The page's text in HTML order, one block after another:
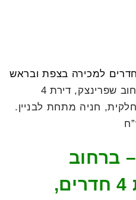
4 חדרים למכירה בצפת ובראש
למכירה בצפת – ברחוב שפרינצק, דירת 4
חניה מתחת לבניין.
ברחוב
שפרינצק, דירת 4 חדרים,